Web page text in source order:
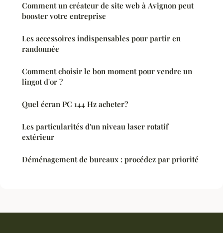
Comment un créateur de site web à Avignon peut
booster votre entreprise
Les accessoires indispensables pour partir en
randonnée
Comment choisir le bon moment pour vendre un
lingot d'or ?
Quel écran PC 144 Hz acheter?
Les particularités d'un niveau laser rotatif
extérieur
Déménagement de bureaux : procédez par priorité